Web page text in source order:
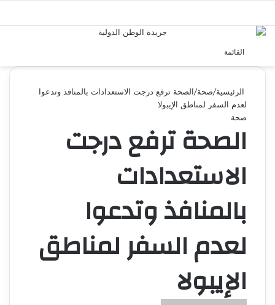
القائمة
الرئيسية/صحة/الصحة ترفع درجت الاستعدادات بالمنافذ وتدعوا
لعدم السفر لمناطق الإيبولا
صحة
الصحة ترفع درجت
الاستعدادات
بالمنافذ وتدعوا
لعدم السفر لمناطق
الإيبولا